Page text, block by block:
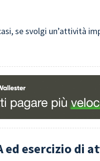
se svolgi un’attività
ed esercizio di